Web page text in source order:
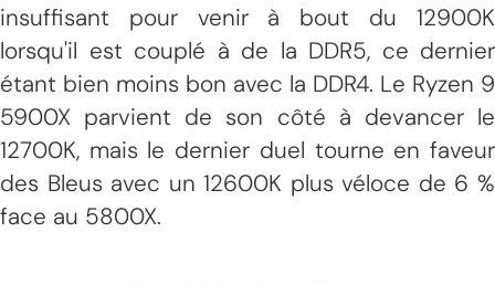
insuffisant pour venir à bout du 12900K
lorsqu'il est couplé à de la DDR5, ce dernier
étant bien moins bon avec la DDR4. Le Ryzen 9
5900X parvient de son côté à devancer le
12700K, mais le dernier duel tourne en faveur
des Bleus avec un 12600K plus véloce de 6 %
face au 5800X.